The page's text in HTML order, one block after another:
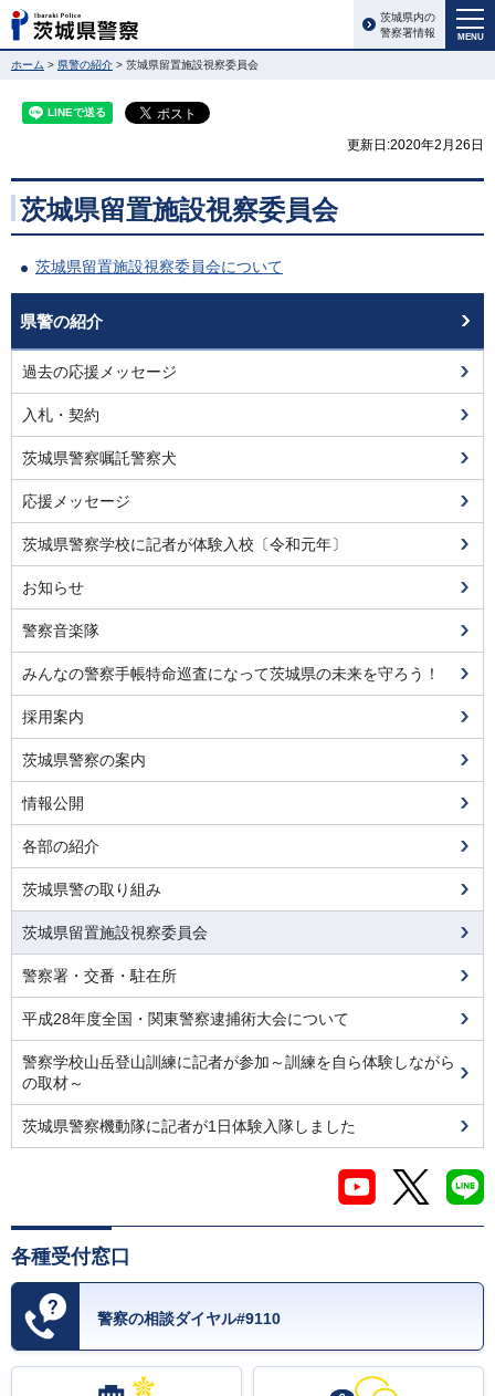
MENU
茨城県内の
警察署情報
ホーム > 県警の紹介 > 茨城県留置施設視察委員会
更新日:2020年2月26日
茨城県留置施設視察委員会
茨城県留置施設視察委員会について
県警の紹介
過去の応援メッセージ
入札・契約
茨城県警察嘱託警察犬
応援メッセージ
茨城県警察学校に記者が体験入校〔令和元年〕
お知らせ
警察音楽隊
みんなの警察手帳特命巡査になって茨城県の未来を守ろう！
採用案内
茨城県警察の案内
情報公開
各部の紹介
茨城県警の取り組み
茨城県留置施設視察委員会
警察署・交番・駐在所
平成28年度全国・関東警察逮捕術大会について
警察学校山岳登山訓練に記者が参加～訓練を自ら体験しながら
の取材～
茨城県警察機動隊に記者が1日体験入隊しました
各種受付窓口
警察の相談ダイヤル#9110